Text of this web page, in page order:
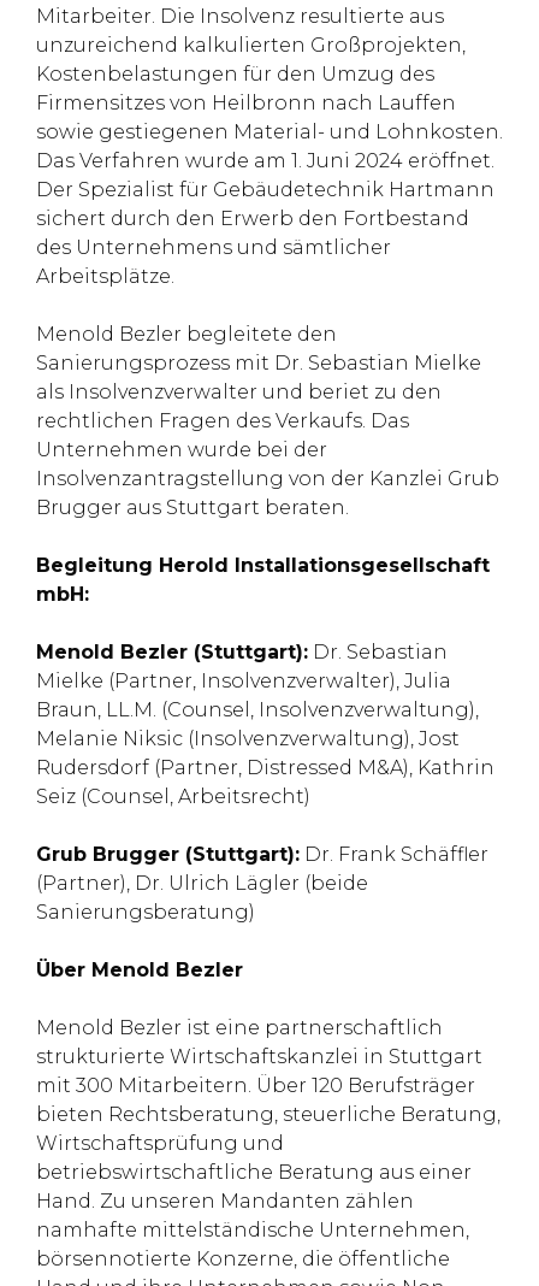
Mitarbeiter. Die Insolvenz resultierte aus
unzureichend kalkulierten Großprojekten,
Kostenbelastungen für den Umzug des
Firmensitzes von Heilbronn nach Lauffen
sowie gestiegenen Material- und Lohnkosten.
Das Verfahren wurde am 1. Juni 2024 eröffnet.
Der Spezialist für Gebäudetechnik Hartmann
sichert durch den Erwerb den Fortbestand
des Unternehmens und sämtlicher
Arbeitsplätze.
Menold Bezler begleitete den
Sanierungsprozess mit Dr. Sebastian Mielke
als Insolvenzverwalter und beriet zu den
rechtlichen Fragen des Verkaufs. Das
Unternehmen wurde bei der
Insolvenzantragstellung von der Kanzlei Grub
Brugger aus Stuttgart beraten.
Begleitung Herold Installationsgesellschaft
mbH:
Menold Bezler (Stuttgart): Dr. Sebastian
Mielke (Partner, Insolvenzverwalter), Julia
Braun, LL.M. (Counsel, Insolvenzverwaltung),
Melanie Niksic (Insolvenzverwaltung), Jost
Rudersdorf (Partner, Distressed M&A), Kathrin
Seiz (Counsel, Arbeitsrecht)
Grub Brugger (Stuttgart): Dr. Frank Schäffler
(Partner), Dr. Ulrich Lägler (beide
Sanierungsberatung)
Über Menold Bezler
Menold Bezler ist eine partnerschaftlich
strukturierte Wirtschaftskanzlei in Stuttgart
mit 300 Mitarbeitern. Über 120 Berufsträger
bieten Rechtsberatung, steuerliche Beratung,
Wirtschaftsprüfung und
betriebswirtschaftliche Beratung aus einer
Hand. Zu unseren Mandanten zählen
namhafte mittelständische Unternehmen,
börsennotierte Konzerne, die öffentliche